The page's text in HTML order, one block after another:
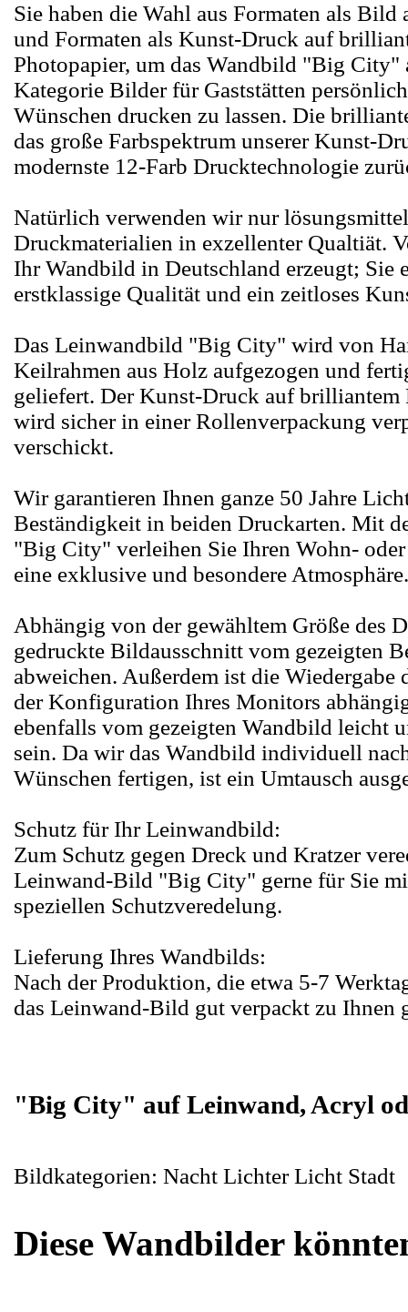
Sie haben die Wahl aus Formaten als Bild
und Formaten als Kunst-Druck auf
Photopapier, um das Wandbild "Big City"
Kategorie Bilder für Gaststätten
Wünschen drucken zu lassen. Die
das große Farbspektrum unserer Kunst-
modernste 12-Farb Drucktechnologie
Natürlich verwenden wir nur
Druckmaterialien in exzellenter Qualtiät.
Ihr Wandbild in Deutschland erzeugt; Sie
erstklassige Qualität und ein zeitloses
Das Leinwandbild "Big City" wird von
Keilrahmen aus Holz aufgezogen und
geliefert. Der Kunst-Druck auf brilliantem
wird sicher in einer Rollenverpackung
verschickt.
Wir garantieren Ihnen ganze 50 Jahre
Beständigkeit in beiden Druckarten. Mit
"Big City" verleihen Sie Ihren Wohn-
eine exklusive und besondere Atmosphäre.
Abhängig von der gewähltem Größe des
gedruckte Bildausschnitt vom gezeigten
abweichen. Außerdem ist die Wiedergabe
der Konfiguration Ihres Monitors
ebenfalls vom gezeigten Wandbild leicht
sein. Da wir das Wandbild individuell
Wünschen fertigen, ist ein Umtausch
Schutz für Ihr Leinwandbild:
Zum Schutz gegen Dreck und Kratzer
Leinwand-Bild "Big City" gerne für Sie
speziellen Schutzveredelung.
Lieferung Ihres Wandbilds:
Nach der Produktion, die etwa 5-7
das Leinwand-Bild gut verpackt zu Ihnen
"Big City" auf Leinwand, Acryl
Bildkategorien: Nacht Lichter Licht Stadt
Diese Wandbilder